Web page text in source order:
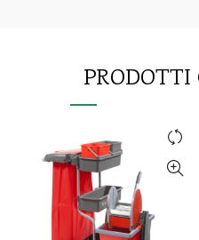
PRODOTTI